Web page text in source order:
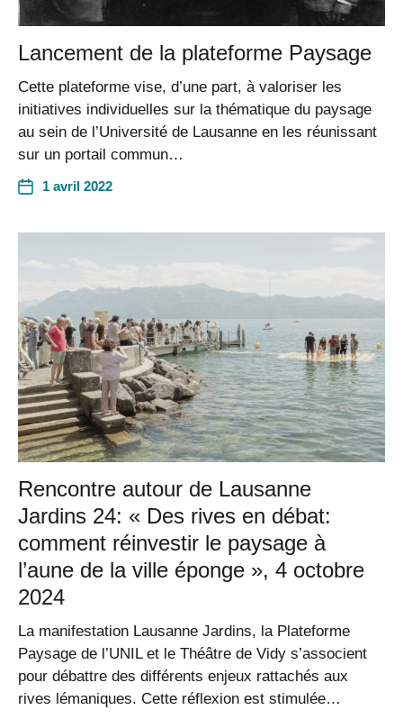
Lancement de la plateforme Paysage
Cette plateforme vise, d’une part, à valoriser les
initiatives individuelles sur la thématique du paysage
au sein de l’Université de Lausanne en les réunissant
sur un portail commun…
1 avril 2022
Rencontre autour de Lausanne
Jardins 24: « Des rives en débat:
comment réinvestir le paysage à
l’aune de la ville éponge », 4 octobre
2024
La manifestation Lausanne Jardins, la Plat​​eforme
Paysage de l’UNIL et le Théâtre de Vidy s’associent
pour débattre des différents enjeux rattachés aux
rives lémaniques. Cette réflexion est stimulée…